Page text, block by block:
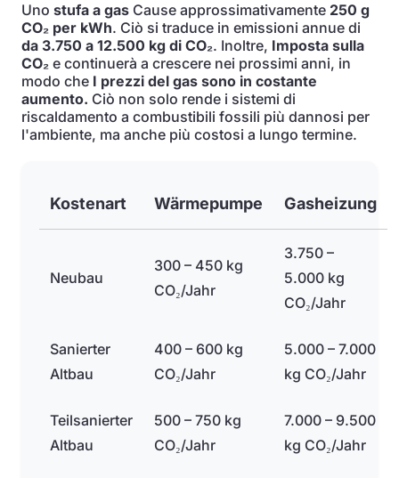
Uno stufa a gas Cause approssimativamente 250 g
CO₂ per kWh. Ciò si traduce in emissioni annue di
da 3.750 a 12.500 kg di CO₂. Inoltre, Imposta sulla
CO₂ e continuerà a crescere nei prossimi anni, in
modo che I prezzi del gas sono in costante
aumento. Ciò non solo rende i sistemi di
riscaldamento a combustibili fossili più dannosi per
l'ambiente, ma anche più costosi a lungo termine.
Kostenart Wärmepumpe Gasheizung
Neubau
300 – 450 kg
CO₂/Jahr
3.750 –
5.000 kg
CO₂/Jahr
Sanierter
Altbau
400 – 600 kg
CO₂/Jahr
5.000 – 7.000
kg CO₂/Jahr
Teilsanierter
Altbau
500 – 750 kg
CO₂/Jahr
7.000 – 9.500
kg CO₂/Jahr